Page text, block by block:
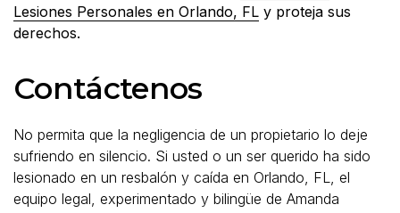
Lesiones Personales en Orlando, FL y proteja sus
derechos.
Contáctenos
No permita que la negligencia de un propietario lo deje
sufriendo en silencio. Si usted o un ser querido ha sido
lesionado en un resbalón y caída en Orlando, FL, el
equipo legal, experimentado y bilingüe de Amanda